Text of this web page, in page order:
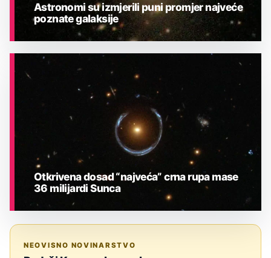
ASTRONOMIJA
Astronomi su izmjerili puni promjer najveće
poznate galaksije
Otkrivena dosad “najveća” crna rupa mase
36 milijardi Sunca
NEOVISNO NOVINARSTVO